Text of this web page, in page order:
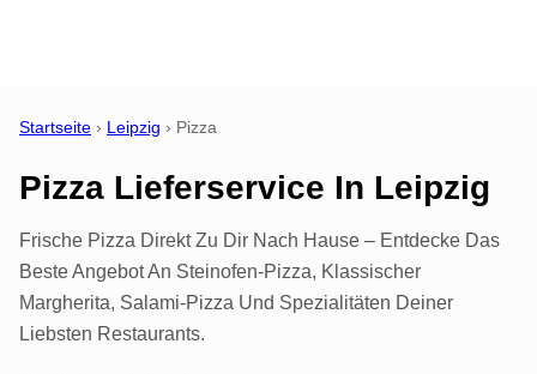
Startseite › Leipzig › Pizza
Pizza Lieferservice In Leipzig
Frische Pizza Direkt Zu Dir Nach Hause – Entdecke Das
Beste Angebot An Steinofen-Pizza, Klassischer
Margherita, Salami-Pizza Und Spezialitäten Deiner
Liebsten Restaurants.